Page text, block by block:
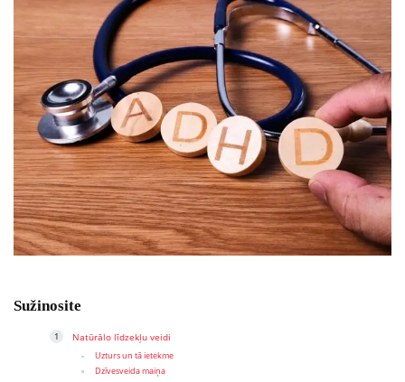
Sužinosite
Natūrālo līdzekļu veidi
Uzturs un tā ietekme
Dzīvesveida maiņa